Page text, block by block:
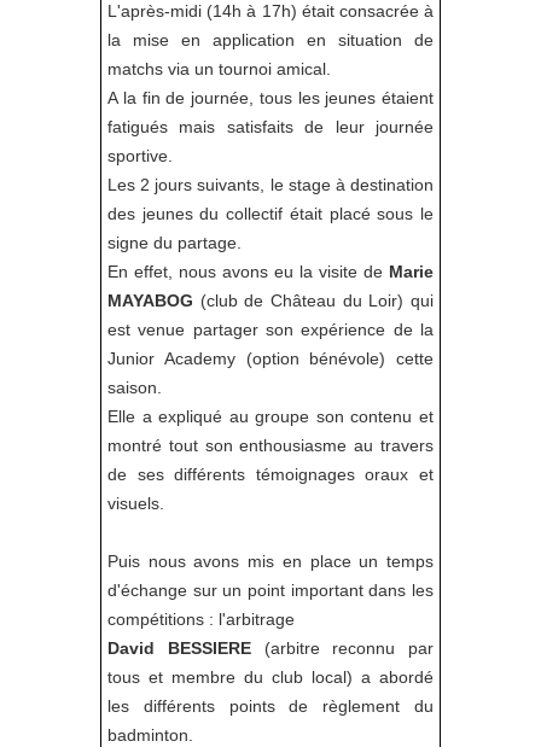
L'après-midi (14h à 17h) était consacrée à
la mise en application en situation de
matchs via un tournoi amical.
A la fin de journée, tous les jeunes étaient
fatigués mais satisfaits de leur journée
sportive.
Les 2 jours suivants, le stage à destination
des jeunes du collectif était placé sous le
signe du partage.
En effet, nous avons eu la visite de Marie
MAYABOG (club de Château du Loir) qui
est venue partager son expérience de la
Junior Academy (option bénévole) cette
saison.
Elle a expliqué au groupe son contenu et
montré tout son enthousiasme au travers
de ses différents témoignages oraux et
visuels.
Puis nous avons mis en place un temps
d'échange sur un point important dans les
compétitions : l'arbitrage
David BESSIERE(arbitre reconnu par
tous et membre du club local) a abordé
les différents points de règlement du
badminton.